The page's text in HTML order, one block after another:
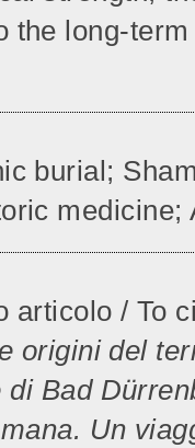
the long-
burial;
articolo / To
origini del
Bad
Un